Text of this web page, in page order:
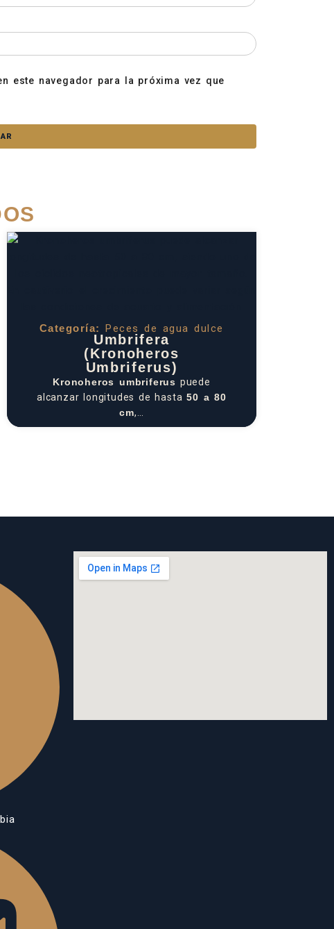
este navegador para la próxima vez que
Categoría:Peces de agua dulce
Umbrifera
(Kronoheros
Umbriferus)
Kronoheros umbriferus puede
alcanzar longitudes de hasta50 a 80
cm,…